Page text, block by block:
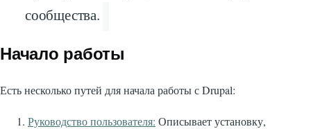
сообщества.
Начало работы
Есть несколько путей для начала работы с Drupal:
Руководство пользователя: Описывает установку,